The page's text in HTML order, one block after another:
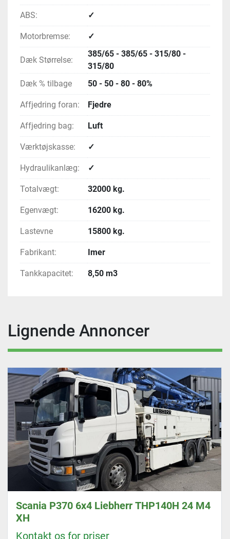
ABS: ✓
Motorbremse: ✓
Dæk Størrelse:
385/65 - 385/65 - 315/80 -
315/80
Dæk % tilbage
50 - 50 - 80 - 80%
Affjedring foran: Fjedre
Affjedring bag: Luft
Værktøjskasse: ✓
Hydraulikanlæg: ✓
Totalvægt: 32000 kg.
Egenvægt: 16200 kg.
Lastevne 15800 kg.
Fabrikant: Imer
Tankkapacitet: 8,50 m3
Lignende Annoncer
Scania P370 6x4 Liebherr THP140H 24 M4
XH
Kontakt os for priser